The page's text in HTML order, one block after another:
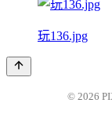
玩136.jpg
© 2026